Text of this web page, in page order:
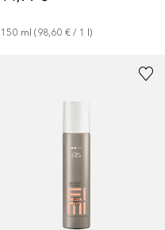
150 ml (98,60 € / 1 l)
2 Größen